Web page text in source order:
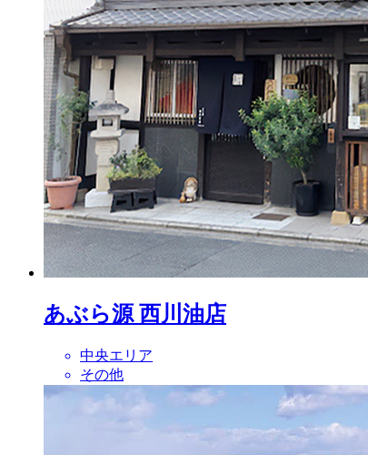
あぶら源 西川油店
中央エリア
その他